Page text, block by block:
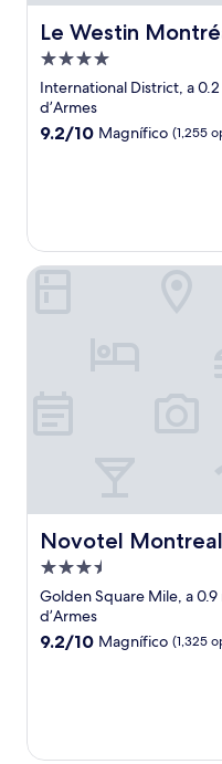
Le Westin
Le Westin Montréal
Propiedad
de
4.0
estrellas
International District, a
d’Armes
9.2
9.2/10 Magnífico (1,255
Novotel
Novotel Montreal
Propiedad
de
3.5
estrellas
Golden Square Mile, a
d’Armes
9.2
9.2/10 Magnífico (1,325
Novotel Montreal Centre